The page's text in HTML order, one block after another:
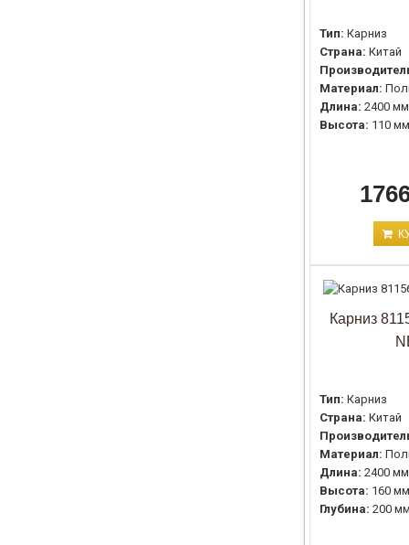
Тип: Карниз
Страна: Китай
Материал:
Длина: 2400 мм
Высота: 110 мм
Карниз
Тип: Карниз
Страна: Китай
Материал:
Длина: 2400 мм
Высота: 160 мм
Глубина: 200